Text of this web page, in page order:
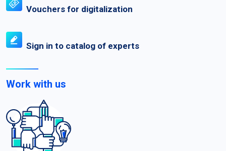
Vouchers for digitalization
Sign in to catalog of experts
Work with us